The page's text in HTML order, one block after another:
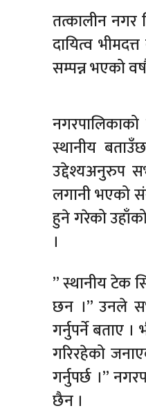
तत्कालीन नगर
दायित्व
सम्पन्न भएको
स्थानीय
उद्देश्यअनुरुप
लगानी भएको
हुने गरेको
।
” स्थानीय टेक
छन ।” उनले
गर्नुपर्ने बताए
गरिरहेको
गर्नुपर्छ ।”
छैन ।